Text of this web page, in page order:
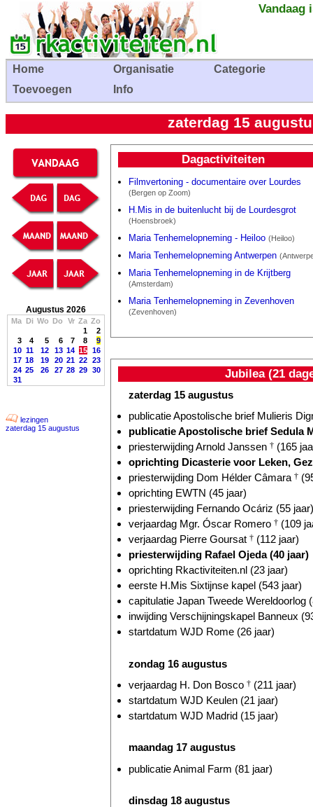
Vandaag
Home Organisatie
Categorie
Toevoegen
Info
zaterdag 15
Augustus 2026
Ma Di Wo Do Vr Za Zo
1
2
3
4 5 6 7 8
9
10 11 12 13 14 15 16
17 18 19 20 21 22 23
24 25 26 27 28 29 30
31
lezingen
zaterdag 15 augustus
Dagactiviteiten
Filmvertoning - documentaire over Lourdes
(Bergen op Zoom)
H.Mis in de buitenlucht bij de Lourdesgrot
(Hoensbroek)
Maria Tenhemelopneming - Heiloo (Heiloo)
Maria Tenhemelopneming Antwerpen
Maria Tenhemelopneming in de Krijtberg
(Amsterdam)
Maria Tenhemelopneming in Zevenhoven
(Zevenhoven)
Jubilea (21
zaterdag 15 augustus
publicatie Apostolische brief Mulieris
publicatie Apostolische brief Sedula
priesterwijding Arnold Janssen † (165
oprichting Dicasterie voor Leken,
priesterwijding Dom Hélder Câmara †
oprichting EWTN (45 jaar)
priesterwijding Fernando Ocáriz (55 jaar)
verjaardag Mgr. Óscar Romero † (109
verjaardag Pierre Goursat † (112 jaar)
priesterwijding Rafael Ojeda (40 jaar)
oprichting Rkactiviteiten.nl (23 jaar)
eerste H.Mis Sixtijnse kapel (543 jaar)
capitulatie Japan Tweede Wereldoorlog
inwijding Verschijningskapel Banneux
startdatum WJD Rome (26 jaar)
zondag 16 augustus
verjaardag H. Don Bosco † (211 jaar)
startdatum WJD Keulen (21 jaar)
startdatum WJD Madrid (15 jaar)
maandag 17 augustus
publicatie Animal Farm (81 jaar)
dinsdag 18 augustus